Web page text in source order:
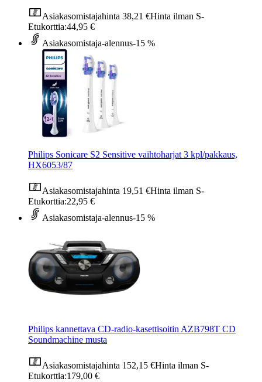
Asiakasomistajahinta 38,21 €Hinta ilman S-
Etukorttia:44,95 €
Asiakasomistaja-alennus-15 %
Philips Sonicare S2 Sensitive vaihtoharjat 3 kpl/pakkaus,
HX6053/87
Asiakasomistajahinta 19,51 €Hinta ilman S-
Etukorttia:22,95 €
Asiakasomistaja-alennus-15 %
Philips kannettava CD-radio-kasettisoitin AZB798T CD
Soundmachine musta
Asiakasomistajahinta 152,15 €Hinta ilman S-
Etukorttia:179,00 €